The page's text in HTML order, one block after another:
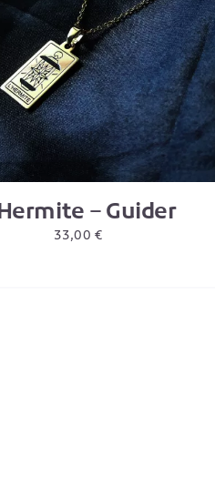
– Guider
33,00€
AJOUTER AU PANIER / DETAILS